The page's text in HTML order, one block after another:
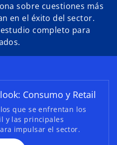
sobre cuestiones más
en el éxito del sector.
completo para
Consumo y Retail
que se enfrentan los
y las principales
impulsar el sector.